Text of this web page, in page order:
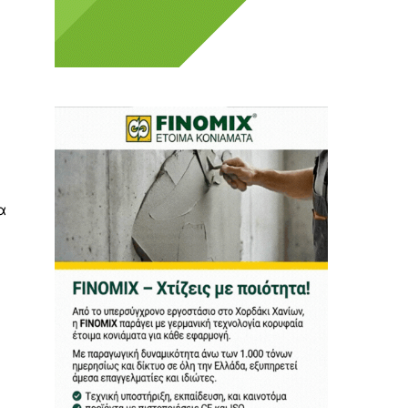
ενημέρωση πρέπει να
μας.